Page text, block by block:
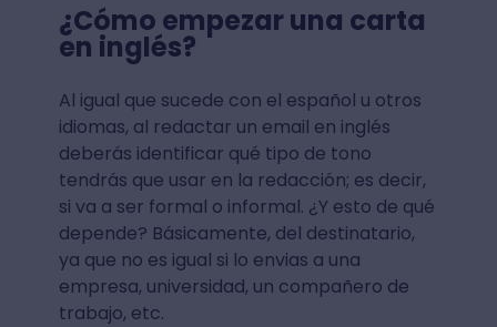
¿Cómo empezar una carta
en inglés?
Al igual que sucede con el español u otros
idiomas, al redactar un email en inglés
deberás identificar qué tipo de tono
tendrás que usar en la redacción; es decir,
si va a ser formal o informal. ¿Y esto de qué
depende? Básicamente, del destinatario,
ya que no es igual si lo envias a una
empresa, universidad, un compañero de
trabajo, etc.